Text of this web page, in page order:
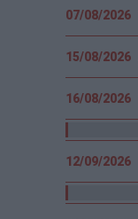
07/08/2026
15/08/2026
16/08/2026
12/09/2026